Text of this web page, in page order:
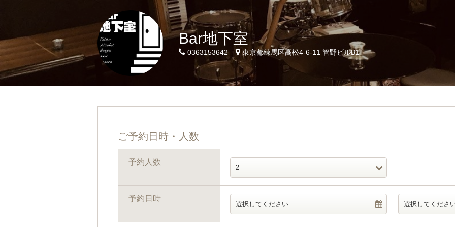
Bar地下室
0363153642 東京都練馬区高松4-6-11 管野ビルB1
ご予約日時・人数
予約人数
2
予約日時
選択してください 選択してくださ